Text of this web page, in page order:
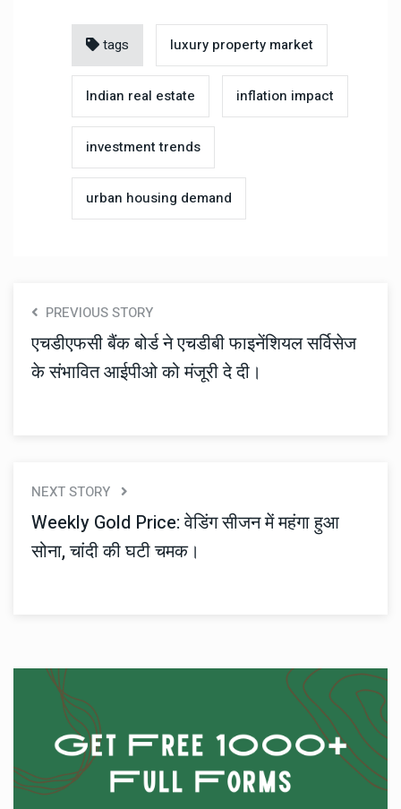
tags luxury property market
Indian real estate inflation impact
investment trends
urban housing demand
PREVIOUS STORY
एचडीएफसी बैंक बोर्ड ने एचडीबी फाइनेंशियल सर्विसेज
के संभावित आईपीओ को मंजूरी दे दी।
NEXT STORY
Weekly Gold Price: वेडिंग सीजन में महंगा हुआ
सोना, चांदी की घटी चमक।